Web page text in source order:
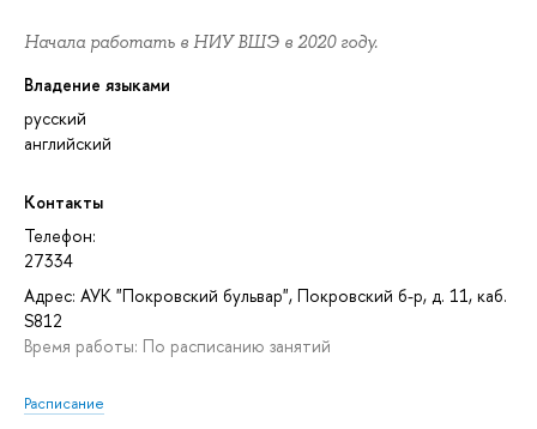
Начала работать в НИУ ВШЭ в 2020 году.
Владение языками
русский
английский
Контакты
Телефон:
27334
Адрес: АУК "Покровский бульвар", Покровский б-р, д. 11, каб.
S812
Время работы: По расписанию занятий
Расписание